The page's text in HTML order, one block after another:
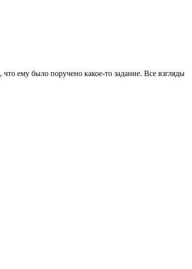
ему было поручено какое-то задание. Все взгляды